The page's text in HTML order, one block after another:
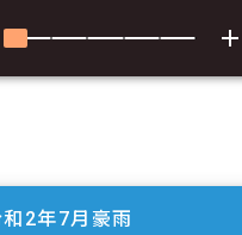
add
和2年7月豪雨